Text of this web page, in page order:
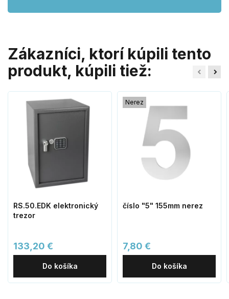
Zákazníci, ktorí kúpili tento
produkt, kúpili tiež:
RS.50.EDK elektronický
trezor
133,20 €
Do košíka
Nerez
číslo "5" 155mm nerez
7,80 €
Do košíka